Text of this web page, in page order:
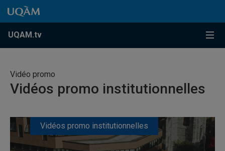
Accéder au contenu
Accéder au menu principal
Accéder à la recherche
Accéder au contenu
Accéder au menu principal
UQAM.tv
Vidéo promo
Vidéos promo institutionnelles
Vidéos promo institutionnelles